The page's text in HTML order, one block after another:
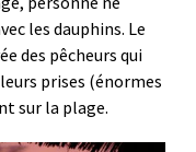
les dauphins. Le
des pêcheurs qui
prises (énormes
sur la plage.